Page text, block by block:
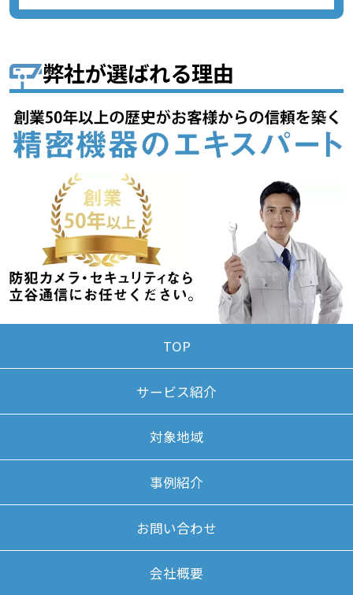
弊社が選ばれる理由
TOP
サービス紹介
対象地域
事例紹介
お問い合わせ
会社概要